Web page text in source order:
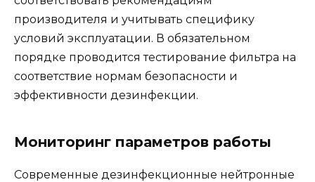
производителя и учитывать специфику
условий эксплуатации. В обязательном
порядке проводится тестирование фильтра на
соответствие нормам безопасности и
эффективности дезинфекции.
Мониторинг параметров работы
Современные дезинфекционные нейтронные